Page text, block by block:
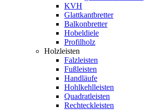
KVH
Glattkantbretter
Balkonbretter
Hobeldiele
Profilholz
Holzleisten
Falzleisten
Fußleisten
Handläufe
Hohlkehlleisten
Quadratleisten
Rechteckleisten